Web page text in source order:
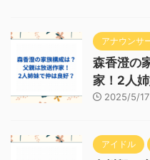
アナウンサ
森香澄の
家！2人
2025/5/17
アイドル